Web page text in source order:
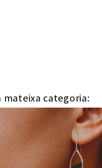
mateixa categoria: